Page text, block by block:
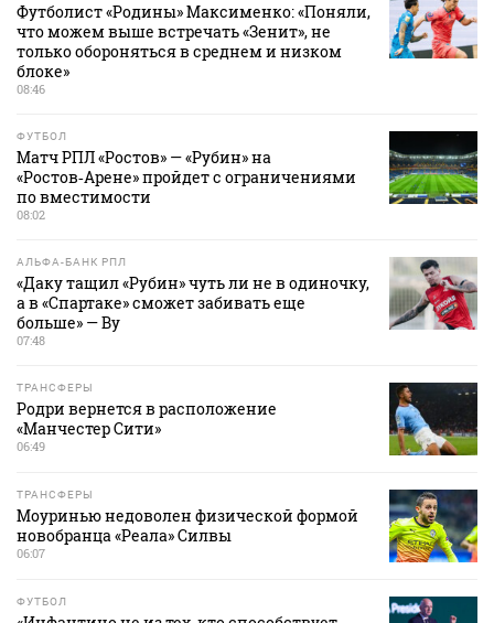
Футболист «Родины» Максименко: «Поняли,
что можем выше встречать «Зенит», не
только обороняться в среднем и низком
блоке»
08:46
ФУТБОЛ
Матч РПЛ «Ростов» — «Рубин» на
«Ростов‑Арене» пройдет с ограничениями
по вместимости
08:02
АЛЬФА-БАНК РПЛ
«Даку тащил «Рубин» чуть ли не в одиночку,
а в «Спартаке» сможет забивать еще
больше» — Ву
07:48
ТРАНСФЕРЫ
Родри вернется в расположение
«Манчестер Сити»
06:49
ТРАНСФЕРЫ
Моуринью недоволен физической формой
новобранца «Реала» Силвы
06:07
ФУТБОЛ